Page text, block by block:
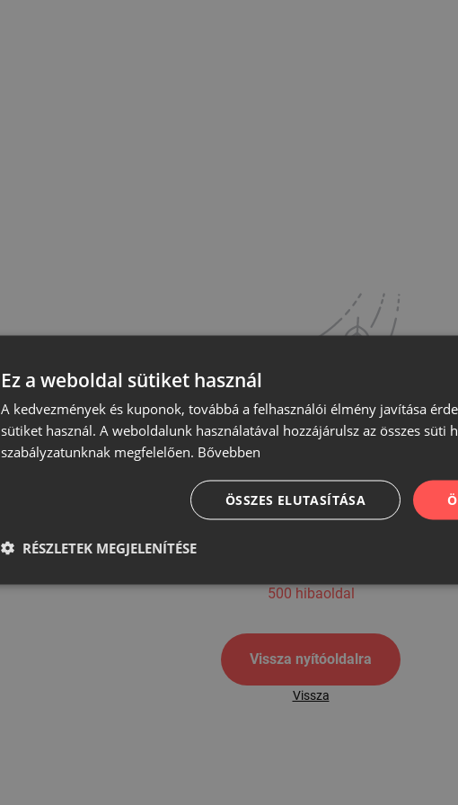
500
500 hibaoldal
Vissza nyítóoldalra
Vissza
Ez a weboldal sütiket használ
A kedvezmények és kuponok, továbbá a felhasználói élmény javítása
sütiket használ. A weboldalunk használatával hozzájárulsz az összes süti
szabályzatunknak megfelelően. Bővebben
ÖSSZES ELUTASÍTÁSA
RÉSZLETEK MEGJELENÍTÉSE